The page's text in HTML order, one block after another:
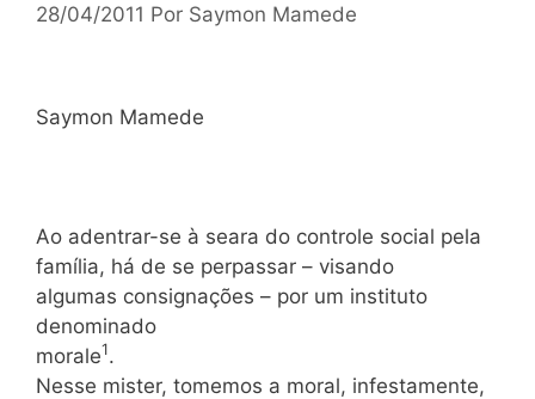
28/04/2011 Por Saymon Mamede
Saymon Mamede
Ao adentrar-se à seara do controle social pela
família, há de se perpassar – visando
algumas consignações – por um instituto
denominado
morale1.
Nesse mister, tomemos a moral, infestamente,